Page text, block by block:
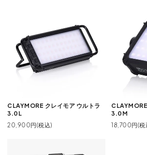
CLAYMORE クレイモア ウルトラ
3.0L
20,900円(税込)
3.0M
18,700円(税